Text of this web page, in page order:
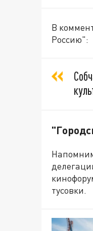
В
Россию":
тусовки.